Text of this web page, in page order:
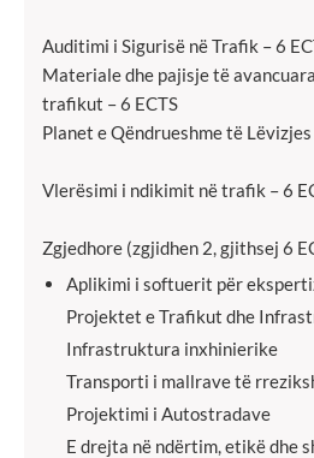
Auditimi i Sigurisë në Trafik – 6
Materiale dhe pajisje të
trafikut – 6 ECTS
Planet e Qëndrueshme të
Vlerësimi i ndikimit në trafik – 6
Zgjedhore (zgjidhen 2, gjithsej 6
Aplikimi i softuerit për
Projektet e Trafikut dhe
Infrastruktura inxhinierike
Transporti i mallrave të
Projektimi i Autostradave
E drejta në ndërtim, etikë dhe